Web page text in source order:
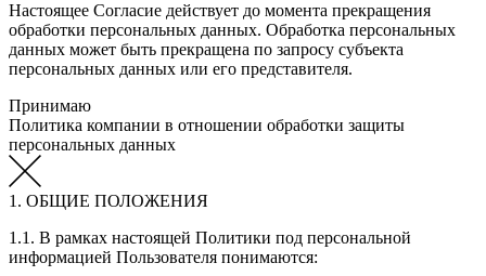
Настоящее Согласие действует до момента прекращения
обработки персональных данных. Обработка персональных
данных может быть прекращена по запросу субъекта
персональных данных или его представителя.
Принимаю
Политика компании в отношении обработки защиты
персональных данных
1. ОБЩИЕ ПОЛОЖЕНИЯ
1.1. В рамках настоящей Политики под персональной
информацией Пользователя понимаются: